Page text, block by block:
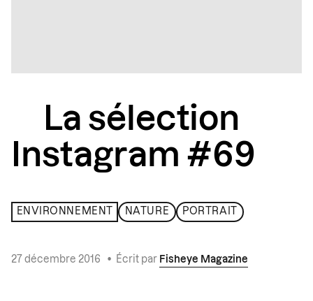
La sélection
Instagram #69
ENVIRONNEMENT NATURE PORTRAIT
27 décembre 2016 • Écrit par Fisheye Magazine